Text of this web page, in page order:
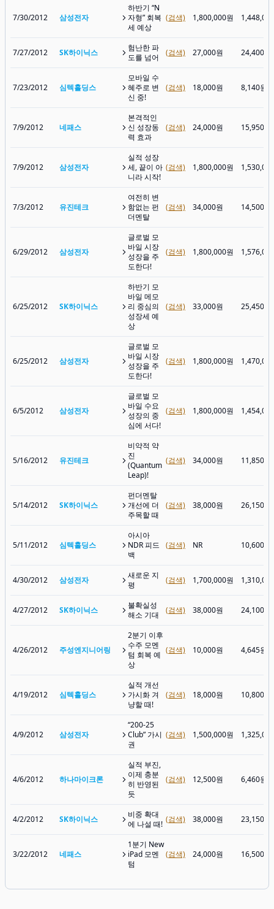
7/30/2012 삼성전자
하반기 “N
자형” 회복
세 예상
(검색) 1,800,000원
7/27/2012 SK하이닉스
험난한 파
도를 넘어
(검색) 27,000원 24,400원
7/23/2012 심텍홀딩스
모바일 수
혜주로 변
신 중!
(검색) 18,000원 8,140원
7/9/2012 네패스
본격적인
신 성장동
력 효과
(검색) 24,000원 15,950원
7/9/2012 삼성전자
실적 성장
세, 끝이 아
니라 시작!
(검색) 1,800,000원
7/3/2012 유진테크
여전히 변
함없는 펀
더멘탈
(검색) 34,000원 14,500원
6/29/2012 삼성전자
글로벌 모
바일 시장
성장을 주
도한다!
(검색) 1,800,000원
6/25/2012 SK하이닉스
하반기 모
바일 메모
리 중심의
성장세 예
상
(검색) 33,000원 25,450원
6/25/2012 삼성전자
글로벌 모
바일 시장
성장을 주
도한다!
(검색) 1,800,000원
6/5/2012 삼성전자
글로벌 모
바일 수요
성장의 중
심에 서다!
(검색) 1,800,000원
5/16/2012 유진테크
비약적 약
진
(Quantum
Leap)!
(검색) 34,000원 11,850원
5/14/2012 SK하이닉스
펀더멘탈
개선에 더
주목할 때
(검색) 38,000원 26,150원
5/11/2012 심텍홀딩스
아시아
NDR 피드
백
(검색) NR 10,600원
4/30/2012 삼성전자
새로운 지
평
(검색) 1,700,000원
4/27/2012 SK하이닉스
불확실성
해소 기대
(검색) 38,000원 24,100원
4/26/2012 주성엔지니어링
2분기 이후
수주 모멘
텀 회복 예
상
(검색) 10,000원 4,645원
4/19/2012 심텍홀딩스
실적 개선
가시화 겨
냥할 때!
(검색) 18,000원 10,800원
4/9/2012 삼성전자
“200-25
Club” 가시
권
(검색) 1,500,000원
4/6/2012 하나마이크론
실적 부진,
이제 충분
히 반영된
듯
(검색) 12,500원 6,460원
4/2/2012 SK하이닉스
비중 확대
에 나설 때! (검색) 38,000원 23,150원
3/22/2012 네패스
1분기 New
iPad 모멘
텀
(검색) 24,000원 16,500원